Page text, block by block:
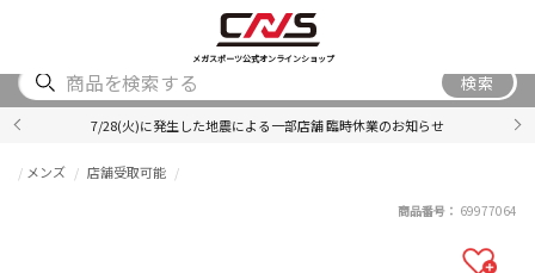
メガスポーツ公式オンラインショップ
ACCESSORY
検索
7/28(火)に発生した地震による一部店舗 臨時休業のお知らせ
メンズ 店舗受取可能
商品番号： 69977064